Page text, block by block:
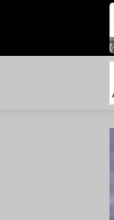
com Cleber